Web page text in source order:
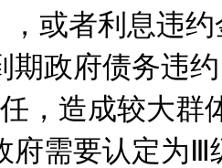
，或者利息违
政府债务违约
，造成较大群
需要认定为Ⅲ